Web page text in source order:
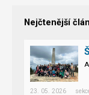
Nejčtenější
23. 05. 2026